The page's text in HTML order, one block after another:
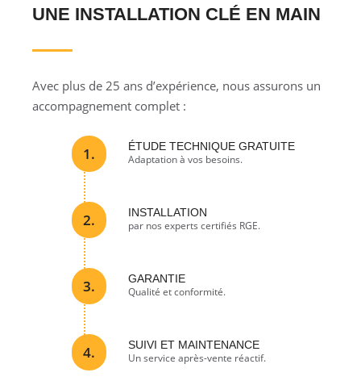
UNE INSTALLATION CLÉ EN MAIN
Avec plus de 25 ans d’expérience, nous assurons un
accompagnement complet :
1. ÉTUDE TECHNIQUE GRATUITE
Adaptation à vos besoins.
2. INSTALLATION
par nos experts certifiés RGE.
3. GARANTIE
Qualité et conformité.
4. SUIVI ET MAINTENANCE
Un service après-vente réactif.